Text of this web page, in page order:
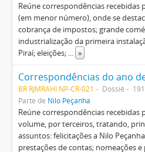
Reúne correspondências
(em menor número), onde se
cobrança de impostos; grande
industrialização da primeira
Piraí; eleições; ... »
Correspondências do ano
BR RJMRAHI NP-CR-021 Dossiê
Parte de Nilo Peçanha
Reúne correspondências
volume, por terceiros, tratando,
assuntos: felicitações a Nilo
prestações de contas; nomeações